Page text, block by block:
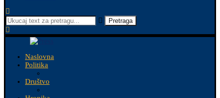
Pretraga
Naslovna
Politika
Društvo